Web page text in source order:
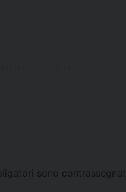
sono contrassegnati